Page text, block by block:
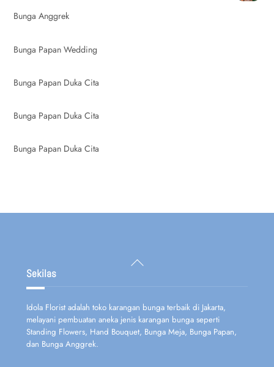
Bunga Anggrek
Bunga Papan Wedding
Bunga Papan Duka Cita
Bunga Papan Duka Cita
Bunga Papan Duka Cita
Back
To
Sekilas
Idola Florist adalah toko karangan bunga terbaik di Jakarta,
melayani pembuatan aneka jenis karangan bunga seperti
Standing Flowers, Hand Bouquet, Bunga Meja, Bunga Papan,
dan Bunga Anggrek.